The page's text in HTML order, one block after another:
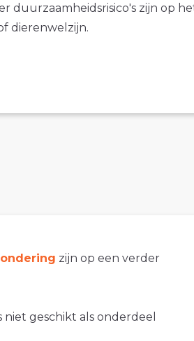
duurzaamheidsrisico's zijn op
dierenwelzijn.
zijn op een verder
niet geschikt als onderdeel